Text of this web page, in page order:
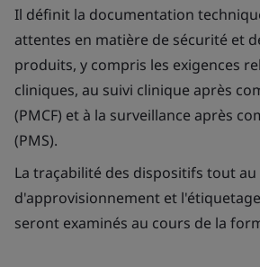
Il définit la documentation
attentes en matière de sécurité et
produits, y compris les exigences
cliniques, au suivi clinique après
(PMCF) et à la surveillance après
(PMS).
La traçabilité des dispositifs tout
d'approvisionnement et
seront examinés au cours de la